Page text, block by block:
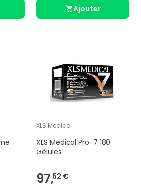
Ajouter
XLS Medical
XLS Medical Pro-7 180
Gélules
97,52 €